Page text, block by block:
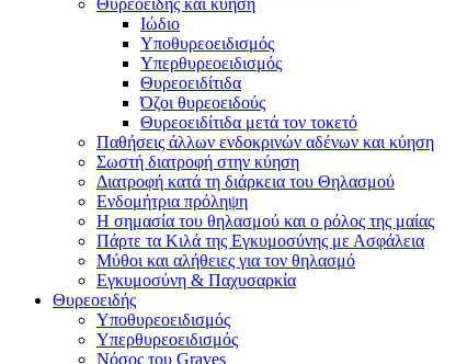
Θυρεοειδής και κύηση
Ιώδιο
Υποθυρεοειδισμός
Υπερθυρεοειδισμός
Θυρεοειδίτιδα
Όζοι θυρεοειδούς
Θυρεοειδίτιδα μετά τον τοκετό
Παθήσεις άλλων ενδοκρινών αδένων και κύηση
Σωστή διατροφή στην κύηση
Διατροφή κατά τη διάρκεια του Θηλασμού
Ενδομήτρια πρόληψη
Η σημασία του θηλασμού και ο ρόλος της μαίας
Πάρτε τα Κιλά της Εγκυμοσύνης με Ασφάλεια
Μύθοι και αλήθειες για τον θηλασμό
Εγκυμοσύνη & Παχυσαρκία
Θυρεοειδής
Υποθυρεοειδισμός
Υπερθυρεοειδισμός
Νόσος του Graves